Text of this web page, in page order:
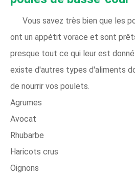
Vous savez très bien que les
ont un appétit vorace et sont
presque tout ce qui leur est
existe d'autres types d'aliments
de nourrir vos poulets.
Agrumes
Avocat
Rhubarbe
Haricots crus
Oignons